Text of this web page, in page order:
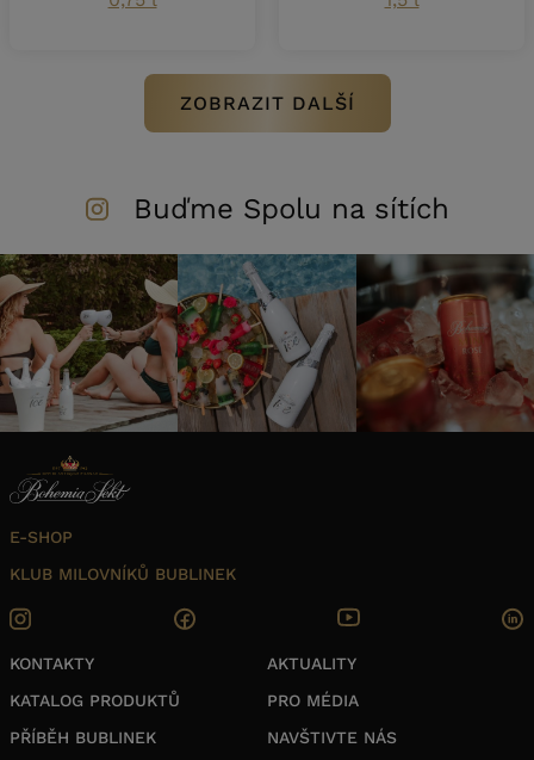
ZOBRAZIT DALŠÍ
Buďme Spolu na sítích
E-SHOP
KLUB MILOVNÍKŮ BUBLINEK
KONTAKTY
KATALOG PRODUKTŮ
PŘÍBĚH BUBLINEK
AKTUALITY
PRO MÉDIA
NAVŠTIVTE NÁS